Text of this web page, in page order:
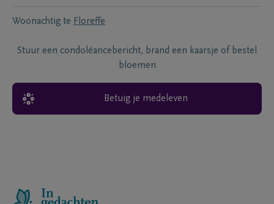
Woonachtig te Floreffe
Stuur een condoléancebericht, brand een kaarsje of bestel
bloemen
Betuig je medeleven